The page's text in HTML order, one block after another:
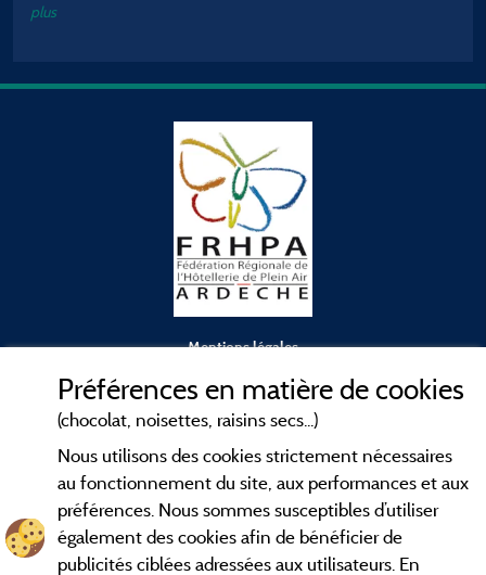
plus
Mentions légales
Contact
CGV
Préférences en matière de cookies
(chocolat, noisettes, raisins secs...)
Nous utilisons des cookies strictement nécessaires
au fonctionnement du site, aux performances et aux
préférences. Nous sommes susceptibles d’utiliser
également des cookies afin de bénéficier de
publicités ciblées adressées aux utilisateurs. En